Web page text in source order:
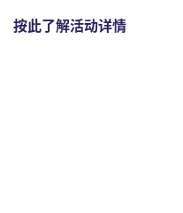
按此了解活动详情